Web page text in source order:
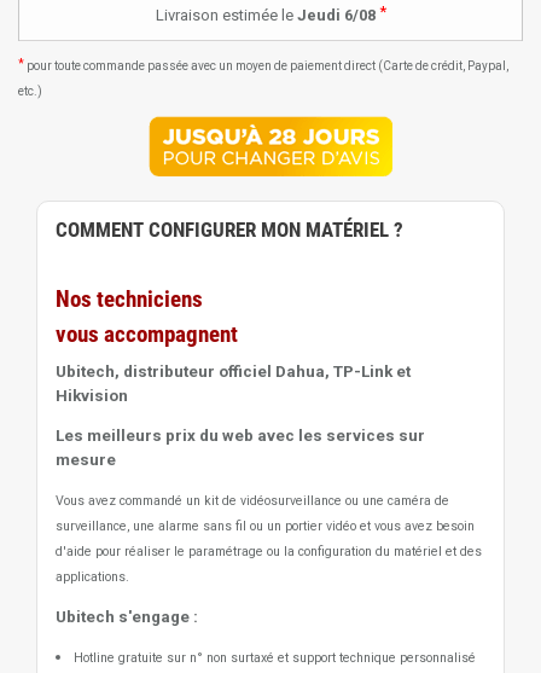
Livraison estimée le Jeudi 6/08 *
* pour toute commande passée avec un moyen de paiement direct (Carte de crédit, Paypal,
etc.)
COMMENT CONFIGURER MON MATÉRIEL ?
Nos techniciens
vous accompagnent
Ubitech, distributeur officiel Dahua, TP-Link et
Hikvision
Les meilleurs prix du web avec les services sur
mesure
Vous avez commandé un kit de vidéosurveillance ou une caméra de
surveillance, une alarme sans fil ou un portier vidéo et vous avez besoin
d'aide pour réaliser le paramétrage ou la configuration du matériel et des
applications.
Ubitech s'engage :
Hotline gratuite sur n° non surtaxé et support technique personnalisé